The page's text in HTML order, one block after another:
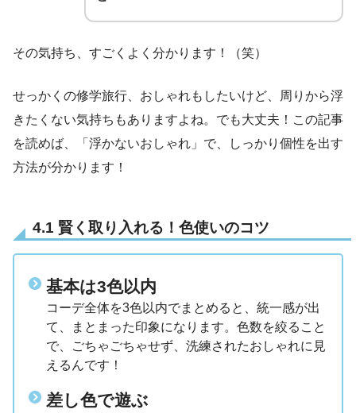
その気持ち、すごくよく分かります！（笑）
せっかくの修学旅行、おしゃれもしたいけど、周りから浮
きたくない気持ちもありますよね。でも大丈夫！この記事
を読めば、「浮かないおしゃれ」で、しっかり個性を出す
方法が分かります！
4.1 賢く取り入れる！色使いのコツ
基本は3色以内
コーデ全体を3色以内でまとめると、統一感が出
て、まとまった印象になります。色数を絞ること
で、ごちゃごちゃせず、洗練されたおしゃれに見
えるんです！
差し色で遊ぶ